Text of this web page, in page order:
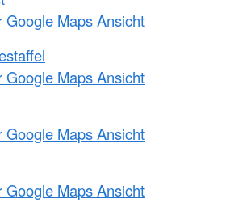
Google Maps Ansicht
Google Maps Ansicht
Google Maps Ansicht
Google Maps Ansicht